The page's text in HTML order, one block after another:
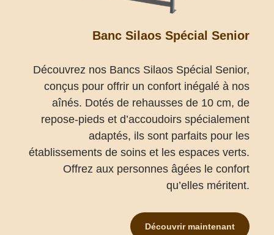
Banc Silaos Spécial Senior
Découvrez nos Bancs Silaos Spécial Senior,
conçus pour offrir un confort inégalé à nos
aînés. Dotés de rehausses de 10 cm, de
repose-pieds et d’accoudoirs spécialement
adaptés, ils sont parfaits pour les
établissements de soins et les espaces verts.
Offrez aux personnes âgées le confort
qu’elles méritent.
Découvrir maintenant